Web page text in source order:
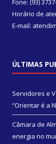
Fone: (93)
Horário de
E-mail:
ÚLTIMAS
Servidores e
“Orientar é a
Câmara de
energia no